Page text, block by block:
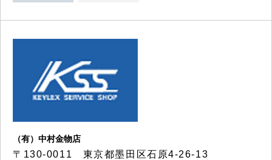
（有）中村金物店
〒130-0011 東京都墨田区石原4-26-13